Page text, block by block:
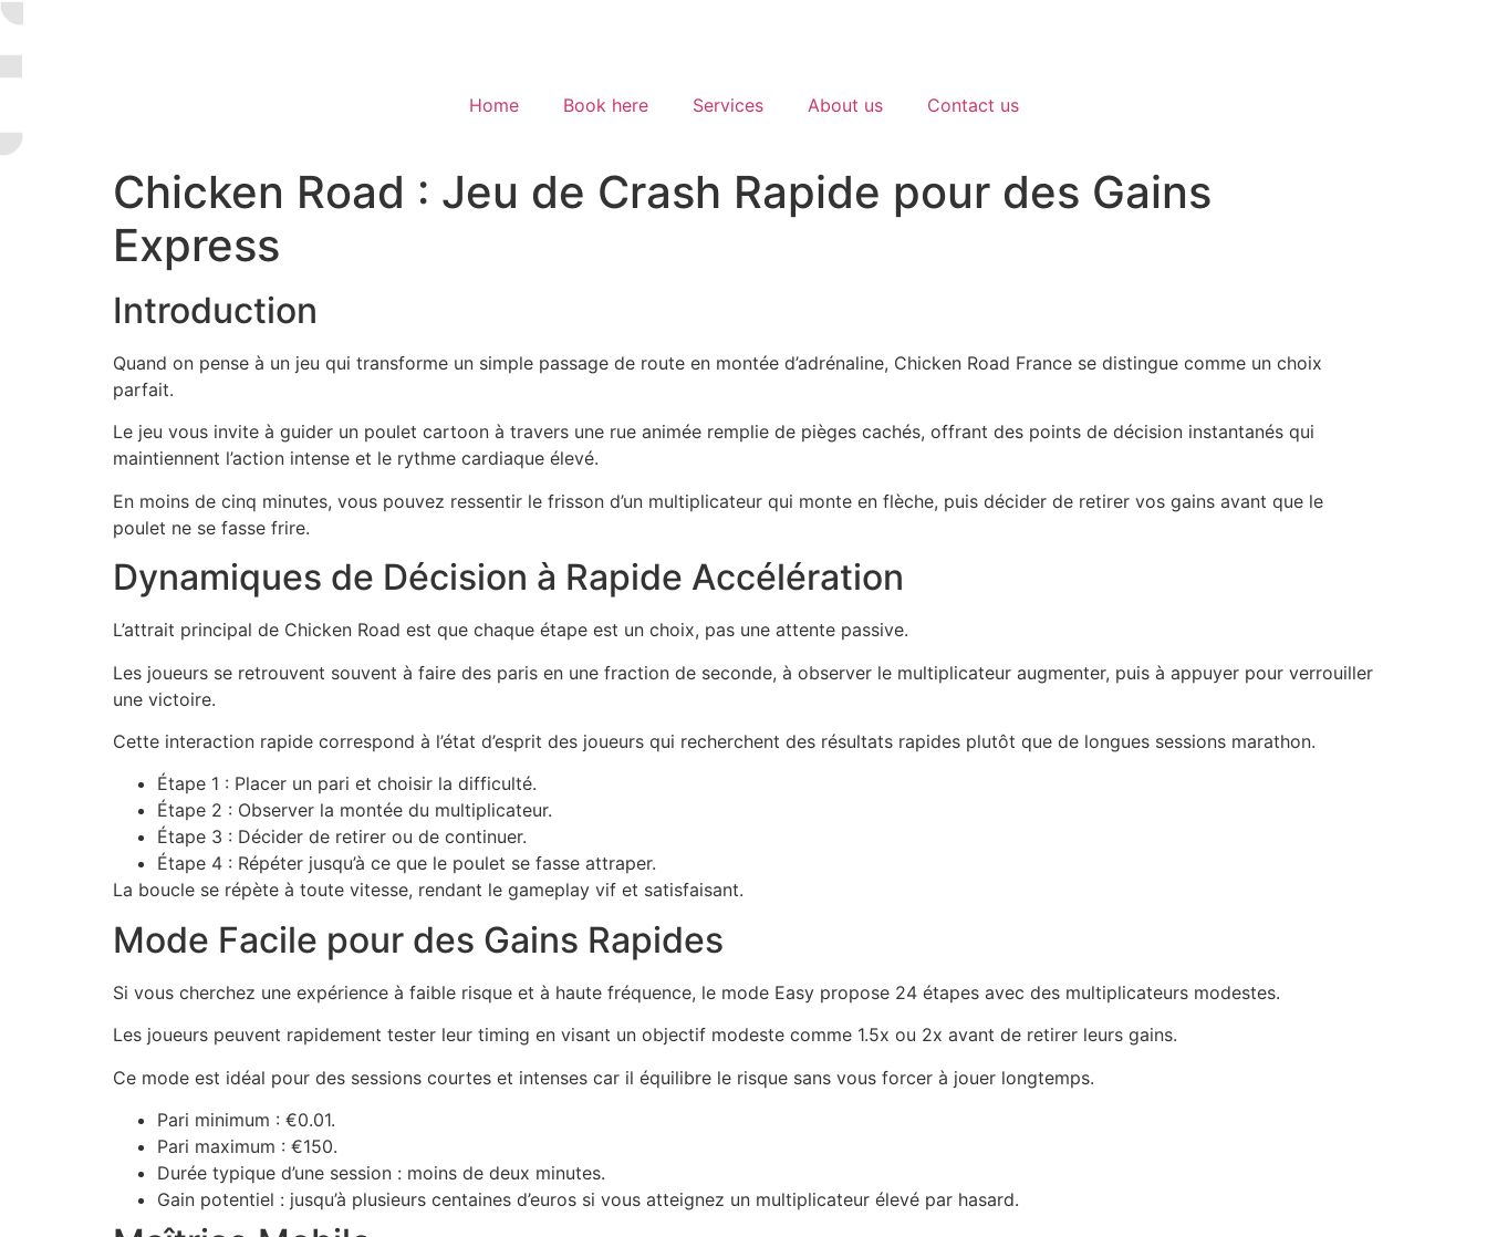
Home Book here Services About us Contact us
Chicken Road : Jeu de Crash Rapide pour des Gains
Express
Introduction
Quand on pense à un jeu qui transforme un simple passage de route en montée d’adrénaline, Chicken Road France se distingue comme un choix
parfait.
Le jeu vous invite à guider un poulet cartoon à travers une rue animée remplie de pièges cachés, offrant des points de décision instantanés qui
maintiennent l’action intense et le rythme cardiaque élevé.
En moins de cinq minutes, vous pouvez ressentir le frisson d’un multiplicateur qui monte en flèche, puis décider de retirer vos gains avant que le
poulet ne se fasse frire.
Dynamiques de Décision à Rapide Accélération
L’attrait principal de Chicken Road est que chaque étape est un choix, pas une attente passive.
Les joueurs se retrouvent souvent à faire des paris en une fraction de seconde, à observer le multiplicateur augmenter, puis à appuyer pour verrouiller
une victoire.
Cette interaction rapide correspond à l’état d’esprit des joueurs qui recherchent des résultats rapides plutôt que de longues sessions marathon.
Étape 1 : Placer un pari et choisir la difficulté.
Étape 2 : Observer la montée du multiplicateur.
Étape 3 : Décider de retirer ou de continuer.
Étape 4 : Répéter jusqu’à ce que le poulet se fasse attraper.
La boucle se répète à toute vitesse, rendant le gameplay vif et satisfaisant.
Mode Facile pour des Gains Rapides
Si vous cherchez une expérience à faible risque et à haute fréquence, le mode Easy propose 24 étapes avec des multiplicateurs modestes.
Les joueurs peuvent rapidement tester leur timing en visant un objectif modeste comme 1.5x ou 2x avant de retirer leurs gains.
Ce mode est idéal pour des sessions courtes et intenses car il équilibre le risque sans vous forcer à jouer longtemps.
Pari minimum : €0.01.
Pari maximum : €150.
Durée typique d’une session : moins de deux minutes.
Gain potentiel : jusqu’à plusieurs centaines d’euros si vous atteignez un multiplicateur élevé par hasard.